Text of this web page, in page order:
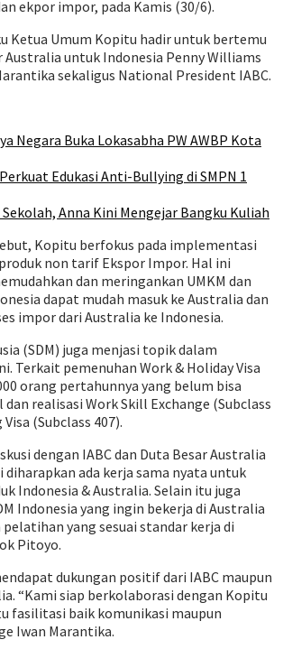
ekpor impor, pada Kamis (30/6).
Ketua Umum Kopitu hadir untuk bertemu
Australia untuk Indonesia Penny Williams
sekaligus National President IABC.
Negara Buka Lokasabha PW AWBP Kota
Edukasi Anti-Bullying di SMPN 1
Anna Kini Mengejar Bangku Kuliah
Kopitu berfokus pada implementasi
non tarif Ekspor Impor. Hal ini
dan meringankan UMKM dan
dapat mudah masuk ke Australia dan
impor dari Australia ke Indonesia.
(SDM) juga menjasi topik dalam
Terkait pemenuhan Work & Holiday Visa
orang pertahunnya yang belum bisa
realisasi Work Skill Exchange (Subclass
(Subclass 407).
dengan IABC dan Duta Besar Australia
ada kerja sama nyata untuk
Indonesia & Australia. Selain itu juga
Indonesia yang ingin bekerja di Australia
yang sesuai standar kerja di
Pitoyo.
dukungan positif dari IABC maupun
“Kami siap berkolaborasi dengan Kopitu
fasilitasi baik komunikasi maupun
Iwan Marantika.